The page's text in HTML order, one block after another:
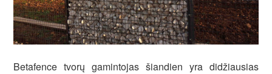
Betafence tvorų gamintojas šiandien yra didžiausias